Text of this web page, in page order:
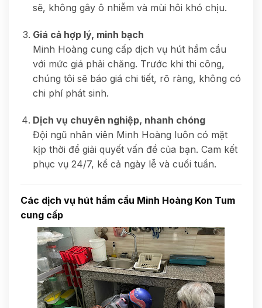
sẽ, không gây ô nhiễm và mùi hôi khó chịu.
Giá cả hợp lý, minh bạch
Minh Hoàng cung cấp dịch vụ hút hầm cầu
với mức giá phải chăng. Trước khi thi công,
chúng tôi sẽ báo giá chi tiết, rõ ràng, không có
chi phí phát sinh.
Dịch vụ chuyên nghiệp, nhanh chóng
Đội ngũ nhân viên Minh Hoàng luôn có mặt
kịp thời để giải quyết vấn đề của bạn. Cam kết
phục vụ 24/7, kể cả ngày lễ và cuối tuần.
Các dịch vụ hút hầm cầu Minh Hoàng Kon Tum
cung cấp